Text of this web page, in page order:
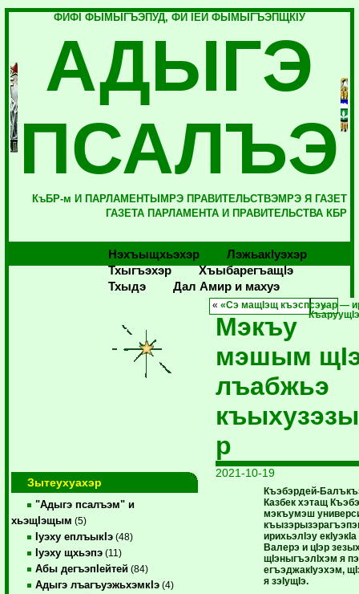
ФИФI ФЫМЫГЪЭПУД, ФИ IЕЙ ФЫМЫГЪЭПЩКIУ
АДЫГЭ
ПСАЛЪЭ
КъБР-м И ПАРЛАМЕНТЫМРЭ ПРАВИТЕЛЬСТВЭМРЭ Я ГАЗЕТ
ГАЗЕТА ПАРЛАМЕНТА И ПРАВИТЕЛЬСТВА КБР
Нэхъыщхьэхэр
Лэжьакlуэхэр
Тхыгъэхэр
Хъыбарегъащlэ
Тхыдэ
Дал Амир и махуэ
Зытеухуахэр
"Адыгэ псалъэм" и
хьэщIэщым (5)
Iуэху еплъыкIэ (48)
Iуэху щхьэпэ (11)
Абы дегъэпIейтей (84)
Адыгэ лъагъуэжьхэмкIэ (4)
««Сэ мащIэщ къэспсэуар —
Мэкъу
мэшым
лъабжьэ
р
2021-10-19
Къэбэрдей-
Казбек хэтащ
мэкъумэш
ирихьэлIэу
Валерэ и цIэр
щIэныгъэлIхэм я
егъэджакIуэхэм,
я зэIущIэ.